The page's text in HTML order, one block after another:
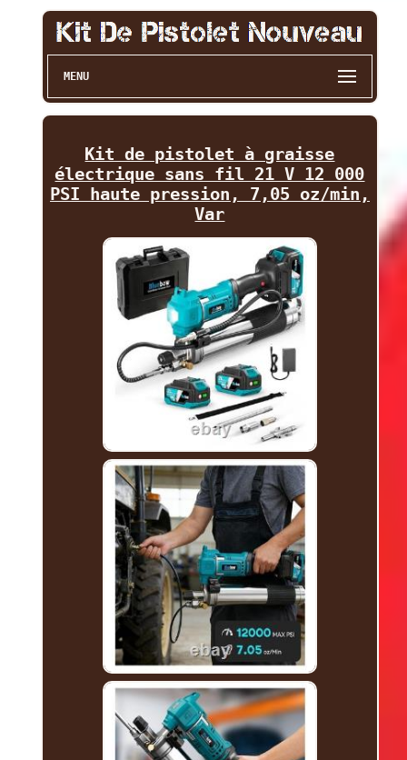
MENU
Kit de pistolet à graisse
électrique sans fil 21 V 12 000
PSI haute pression, 7,05 oz/min,
Var